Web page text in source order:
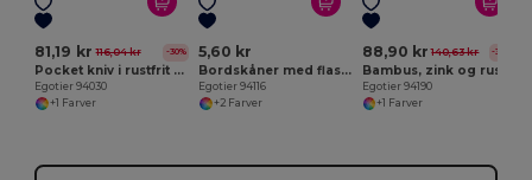
81,19 kr 116,04 kr -30%
Pocket kniv i rustfrit stål og træ
Egotier 94030
+1 Farver
5,60 kr
Bordskåner med flaskeoplukker
Egotier 94116
+2 Farver
88,90 kr 140,63 kr -37%
Egotier 94190
+1 Farver